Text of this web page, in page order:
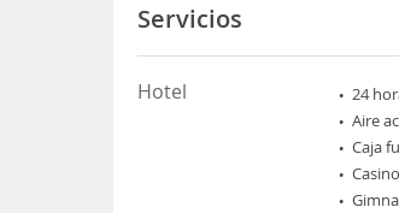
Servicios
Hotel 24
Aire
Caja
Casino